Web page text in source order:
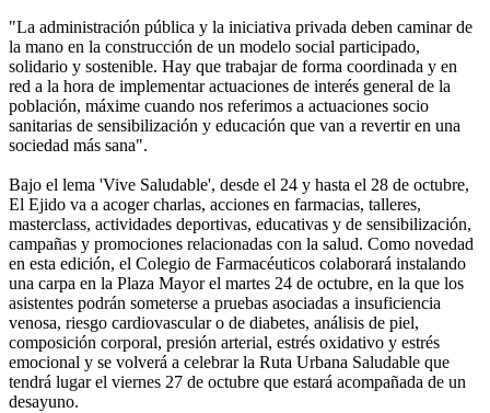
"La administración pública y la iniciativa privada deben caminar de
la mano en la construcción de un modelo social participado,
solidario y sostenible. Hay que trabajar de forma coordinada y en
red a la hora de implementar actuaciones de interés general de la
población, máxime cuando nos referimos a actuaciones socio
sanitarias de sensibilización y educación que van a revertir en una
sociedad más sana".
Bajo el lema 'Vive Saludable', desde el 24 y hasta el 28 de octubre,
El Ejido va a acoger charlas, acciones en farmacias, talleres,
masterclass, actividades deportivas, educativas y de sensibilización,
campañas y promociones relacionadas con la salud. Como novedad
en esta edición, el Colegio de Farmacéuticos colaborará instalando
una carpa en la Plaza Mayor el martes 24 de octubre, en la que los
asistentes podrán someterse a pruebas asociadas a insuficiencia
venosa, riesgo cardiovascular o de diabetes, análisis de piel,
composición corporal, presión arterial, estrés oxidativo y estrés
emocional y se volverá a celebrar la Ruta Urbana Saludable que
tendrá lugar el viernes 27 de octubre que estará acompañada de un
desayuno.